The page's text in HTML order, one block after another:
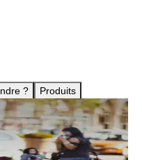
? Produits